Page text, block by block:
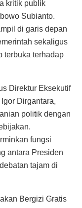
kritik publik
Subianto.
di garis depan
sekaligus
terbuka terhadap
Direktur Eksekutif
Dirgantara,
politik dengan
fungsi
antara Presiden
tajam di
Bergizi Gratis